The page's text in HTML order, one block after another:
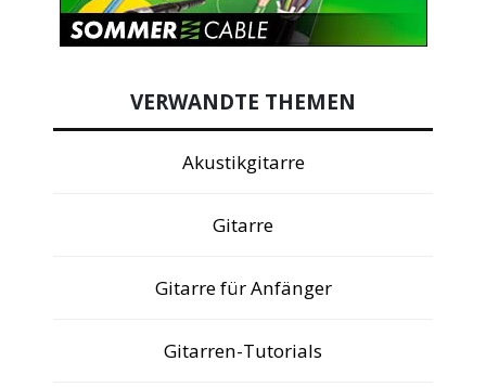
VERWANDTE THEMEN
Akustikgitarre
Gitarre
Gitarre für Anfänger
Gitarren-Tutorials